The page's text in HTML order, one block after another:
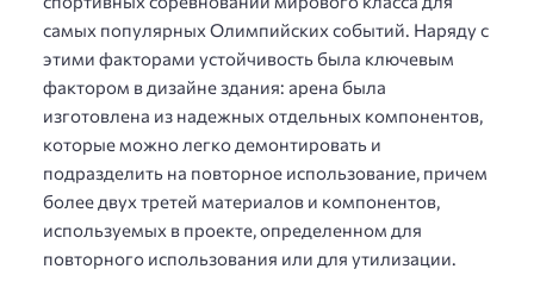
самых популярных Олимпийских событий. Наряду с
этими факторами устойчивость была ключевым
фактором в дизайне здания: арена была
изготовлена ​​из надежных отдельных компонентов,
которые можно легко демонтировать и
подразделить на повторное использование, причем
более двух третей материалов и компонентов,
используемых в проекте, определенном для
повторного использования или для утилизации.